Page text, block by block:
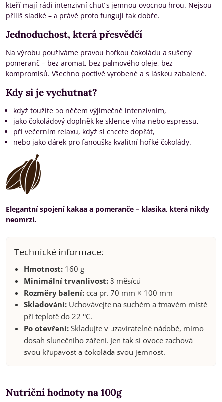
kteří mají rádi intenzivní chuť s jemnou ovocnou hrou. Nejsou
příliš sladké – a právě proto fungují tak dobře.
Jednoduchost, která přesvědčí
Na výrobu používáme pravou hořkou čokoládu a sušený
pomeranč – bez aromat, bez palmového oleje, bez
kompromisů. Všechno poctivě vyrobené a s láskou zabalené.
Kdy si je vychutnat?
když toužíte po něčem výjimečně intenzivním,
jako čokoládový doplněk ke sklence vína nebo espressu,
při večerním relaxu, když si chcete dopřát,
nebo jako dárek pro fanouška kvalitní hořké čokolády.
Elegantní spojení kakaa a pomeranče – klasika, která nikdy
neomrzí.
Technické informace:
Hmotnost: 160 g
Minimální trvanlivost: 8 měsíců
Rozměry balení: cca pr. 70 mm × 100 mm
Skladování: Uchovávejte na suchém a tmavém místě
při teplotě do 22 °C.
Po otevření: Skladujte v uzavíratelné nádobě, mimo
dosah slunečního záření. Jen tak si ovoce zachová
svou křupavost a čokoláda svou jemnost.
Nutriční hodnoty na 100g